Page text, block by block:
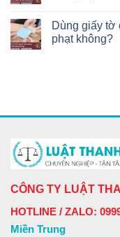
Dùng giấy tờ
phạt không?
CÔNG TY LUẬT
HOTLINE / ZALO:
Miền Trung